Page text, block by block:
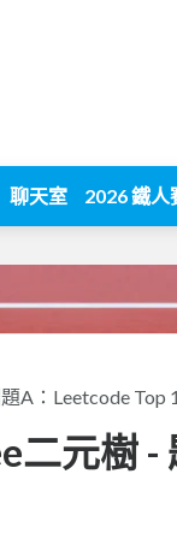
聊天室 2026 鐵人
題A：Leetcode Top
二元樹